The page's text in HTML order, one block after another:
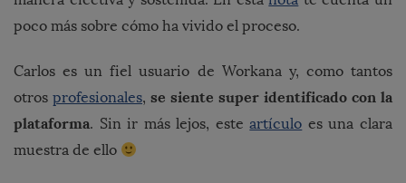
poco más sobre cómo ha vivido el proceso.
Carlos es un fiel usuario de Workana y, como tantos
otros profesionales, se siente super identificado con la
plataforma. Sin ir más lejos, esteartículo es una clara
muestra de ello